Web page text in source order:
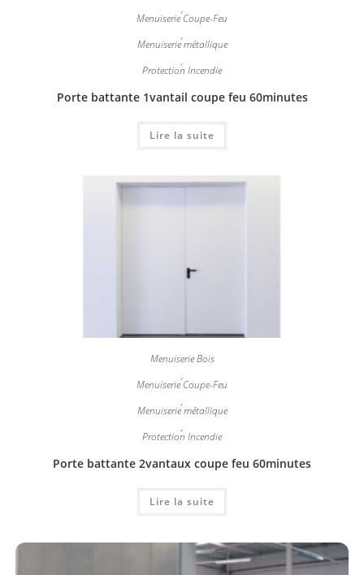
,
Menuiserie Coupe-Feu
,
Menuiserie métallique
,
Protection Incendie
Porte battante 1vantail coupe feu 60minutes
Lire la suite
Menuiserie Bois
,
Menuiserie Coupe-Feu
,
Menuiserie métallique
,
Protection Incendie
Porte battante 2vantaux coupe feu 60minutes
Lire la suite